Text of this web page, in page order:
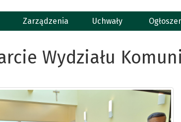
Zarządzenia Uchwały
Wydziału